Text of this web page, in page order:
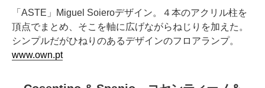
「ASTE」Miguel Soieroデザイン。４本のアクリル柱を
頂点でまとめ、そこを軸に広げながらねじりを加えた。
シンプルだがひねりのあるデザインのフロアランプ。
www.own.pt